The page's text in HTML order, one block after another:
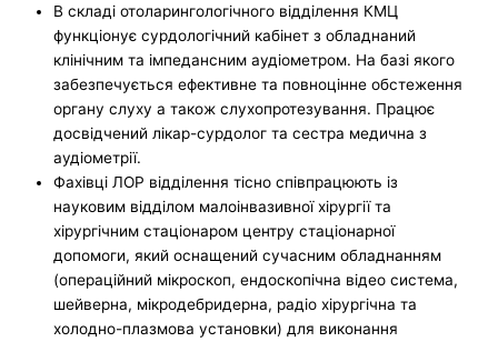
В складі отоларингологічного відділення КМЦ
функціонує сурдологічний кабінет з обладнаний
клінічним та імпедансним аудіометром. На базі якого
забезпечується ефективне та повноцінне обстеження
органу слуху а також слухопротезування. Працює
досвідчений лікар-сурдолог та сестра медична з
аудіометрії.
Фахівці ЛОР відділення тісно співпрацюють із
науковим відділом малоінвазивної хірургії та
хірургічним стаціонаром центру стаціонарної
допомоги, який оснащений сучасним обладнанням
(операційний мікроскоп, ендоскопічна відео система,
шейверна, мікродебридерна, радіо хірургічна та
холодно-плазмова установки) для виконання